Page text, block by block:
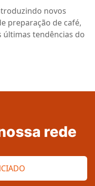
novos
preparação de café,
últimas tendências do
rede